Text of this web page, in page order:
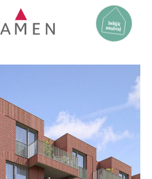
bekijk
aanbod